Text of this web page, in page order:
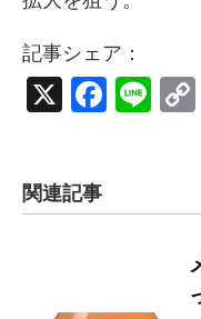
記事シェア：
X
関連記事